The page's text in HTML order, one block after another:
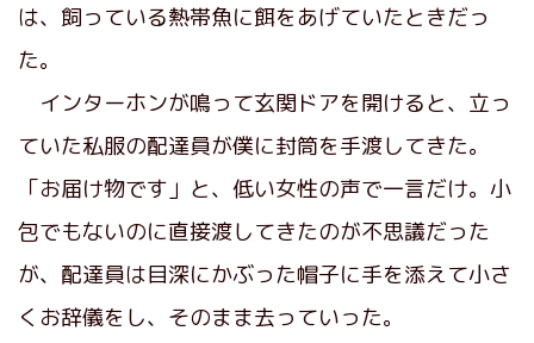
は、飼っている熱帯魚に餌をあげていたときだっ
た。
インターホンが鳴って玄関ドアを開けると、立っ
ていた私服の配達員が僕に封筒を手渡してきた。
「お届け物です」と、低い女性の声で一言だけ。小
包でもないのに直接渡してきたのが不思議だった
が、配達員は目深にかぶった帽子に手を添えて小さ
くお辞儀をし、そのまま去っていった。